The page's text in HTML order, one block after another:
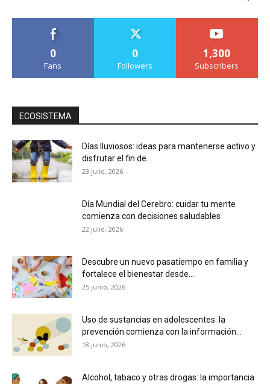
0
Fans
0
Followers
1,300
Subscribers
ECOSISTEMA
Días lluviosos: ideas para mantenerse activo y
disfrutar el fin de...
23 julio, 2026
Día Mundial del Cerebro: cuidar tu mente
comienza con decisiones saludables
22 julio, 2026
Descubre un nuevo pasatiempo en familia y
fortalece el bienestar desde...
25 junio, 2026
Uso de sustancias en adolescentes: la
prevención comienza con la información...
18 junio, 2026
Alcohol, tabaco y otras drogas: la importancia